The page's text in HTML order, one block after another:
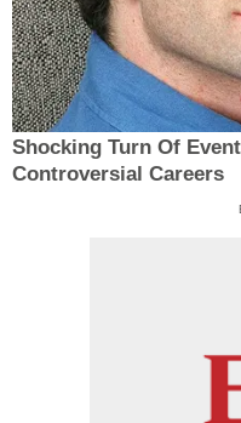
Shocking Turn Of
Controversial Careers